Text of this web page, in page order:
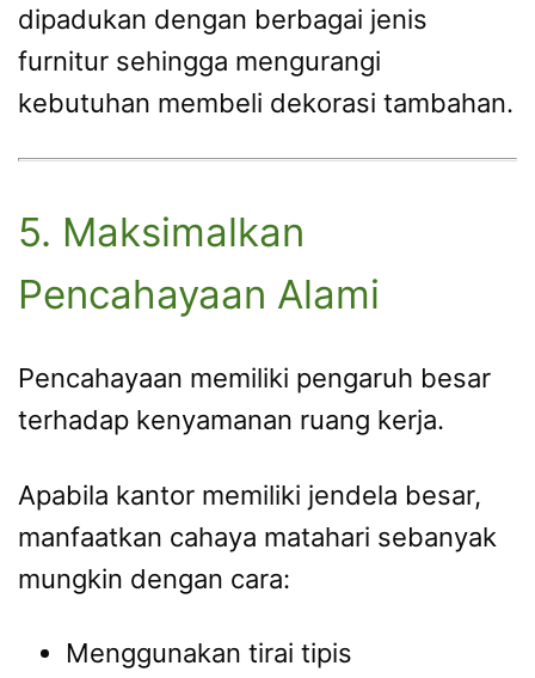
dipadukan dengan berbagai jenis
furnitur sehingga mengurangi
kebutuhan membeli dekorasi tambahan.
5. Maksimalkan
Pencahayaan Alami
Pencahayaan memiliki pengaruh besar
terhadap kenyamanan ruang kerja.
Apabila kantor memiliki jendela besar,
manfaatkan cahaya matahari sebanyak
mungkin dengan cara:
Menggunakan tirai tipis